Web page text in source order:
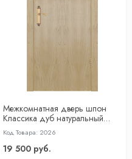
Межкомнатная дверь шпон
Классика дуб натуральный
глухая
Код Товара: 2026
19 500 руб.